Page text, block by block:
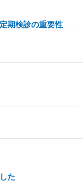
期検診の重要性
た